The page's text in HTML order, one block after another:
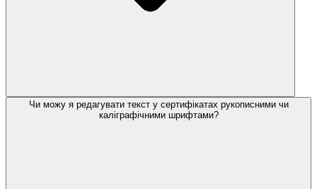
Чи можу я редагувати текст у сертифікатах рукописними чи
каліграфічними шрифтами?